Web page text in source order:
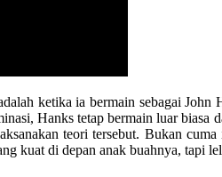
ketika ia bermain sebagai
Hanks tetap bermain luar
teori tersebut. Bukan
kuat di depan anak buahnya, tapi